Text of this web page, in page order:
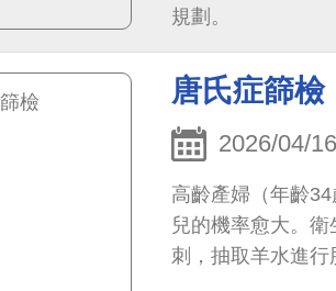
規劃。
唐氏症篩檢
2026/04/16
高齡產婦（年齡
兒的機率愈大。
刺，抽取羊水進行